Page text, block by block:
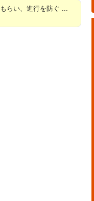
らい、進行を防ぐ ...